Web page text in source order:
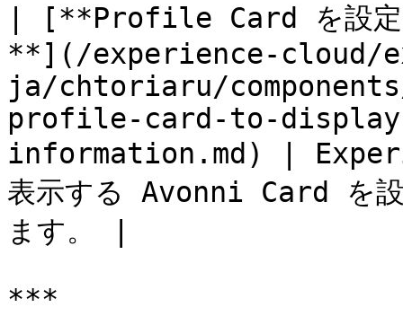
| [**Profile Card を設定し
**](/experience-cloud/
ja/chtoriaru/
profile-card-to-
information.md) |
表示する Avonni Card を設
ます。 |
***